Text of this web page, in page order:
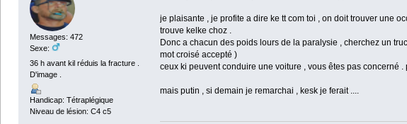
Messages: 472
Sexe:
36 h avant kil réduis la fracture .
D'image .
Handicap: Tétraplégique
Niveau de lésion: C4 c5
je plaisante , je profite a dire ke tt com toi , on doit trouver une
trouve kelke choz .
Donc a chacun des poids lours de la paralysie , cherchez un
mot croisé accepté )
ceux ki peuvent conduire une voiture , vous êtes pas concerné
mais putin , si demain je remarchai , kesk je ferait ....